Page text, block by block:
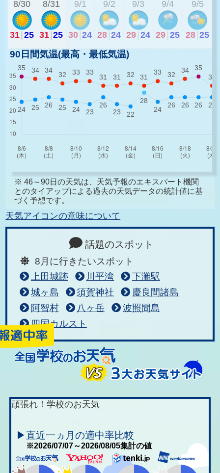
8/30
31|25
8/31
31|25
9/1
30 24
9/2
28 24
9/3
29 24
9/4
29 25
9/5
28 25
90日間気温(最高・最低気温)
※ 46～90日の天気は、天気予報のエキスパート機関
とのタイアップによる過去の天気データの統計値に基
づく予想です。
天気アイコンの意味について
話題のスポット
8月に行きたいスポット
上田城跡
川平湾
下灘駅
城ヶ島
須賀神社
慶良間諸島
阿智村
八ヶ岳
波照間島
四国カルスト
頑張れ！学校のお天気
▶直近一ヵ月の適中率比較
※2026/07/07～2026/08/05集計の値